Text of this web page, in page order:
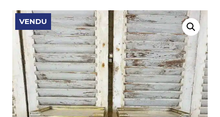
VENDU